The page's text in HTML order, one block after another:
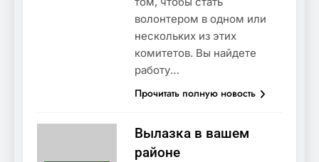
волонтером в одном или
нескольких из этих
комитетов. Вы найдете
работу…
Прочитать полную новость
Вылазка в вашем
районе